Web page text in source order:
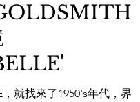
就找來了1950's年代，界